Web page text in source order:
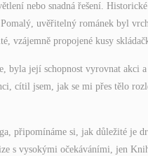
nebo snadná řešení.
uvěřitelný románek byl
vzájemně propojené kusy
byla její schopnost vyrovnat
cítil jsem, jak se mi přes tělo
připomínáme si, jak důležité je
s vysokými očekáváními, jen